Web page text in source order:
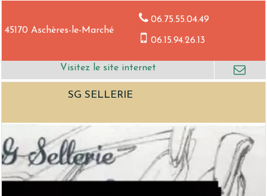
45170 Aschères-le-Marché
06.75.55.04.49
06.15.94.26.13
SG SELLERIE